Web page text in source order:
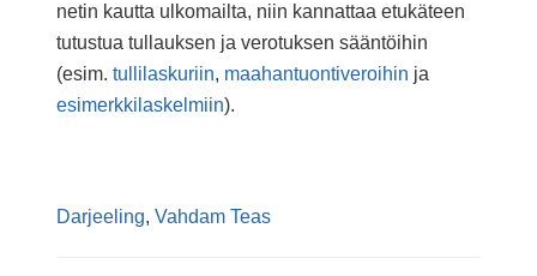
netin kautta ulkomailta, niin kannattaa etukäteen
tutustua tullauksen ja verotuksen sääntöihin
(esim. tullilaskuriin, maahantuontiveroihin ja
esimerkkilaskelmiin).
Darjeeling, Vahdam Teas